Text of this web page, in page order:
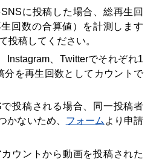
に投稿した場合、総再生回
回数の合算値）を計測します
投稿してください。
Instagram、Twitterでそれぞれ1
分を再生回数としてカウントで
投稿される場合、同一投稿者
かないため、 フォーム より申請
ウントから動画を投稿された